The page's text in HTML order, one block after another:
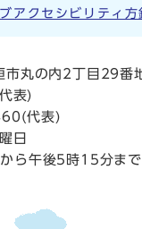
アクセシビリティ方
丸の内2丁目29番
表)
代表)
日
ら午後5時15分まで